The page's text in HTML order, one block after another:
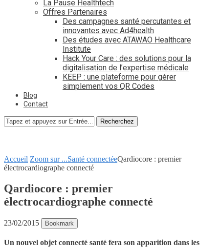
La Pause Healthtech
Offres Partenaires
Des campagnes santé percutantes et
innovantes avec Ad4health
Des études avec ATAWAO Healthcare
Institute
Hack Your Care : des solutions pour la
digitalisation de l’expertise médicale
KEEP : une plateforme pour gérer
simplement vos QR Codes
Blog
Contact
Recherchez
Accueil Zoom sur ...Santé connectéeQardiocore : premier
électrocardiographe connecté
Qardiocore : premier
électrocardiographe connecté
23/02/2015 Bookmark
Un nouvel objet connecté santé fera son apparition dans les